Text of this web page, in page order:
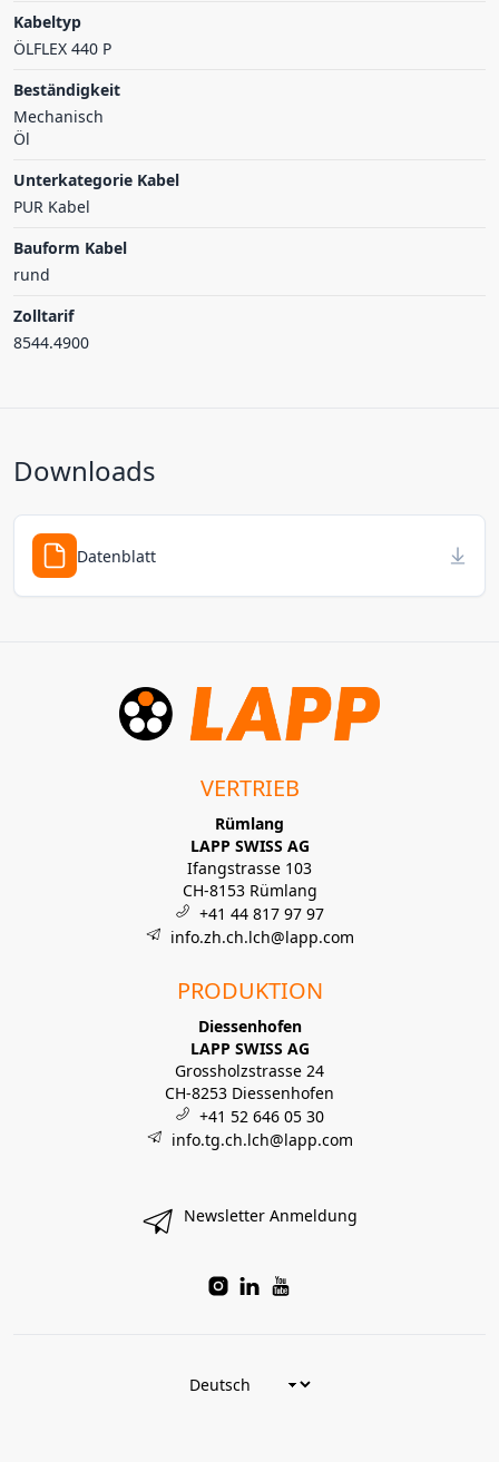
Kabeltyp
ÖLFLEX 440 P
Beständigkeit
Mechanisch
Öl
Unterkategorie Kabel
PUR Kabel
Bauform Kabel
rund
Zolltarif
8544.4900
Downloads
Datenblatt
VERTRIEB
Rümlang
LAPP SWISS AG
Ifangstrasse 103
CH-8153 Rümlang
+41 44 817 97 97
info.zh.ch.lch@lapp.com
PRODUKTION
Diessenhofen
LAPP SWISS AG
Grossholzstrasse 24
CH-8253 Diessenhofen
+41 52 646 05 30
info.tg.ch.lch@lapp.com
Newsletter Anmeldung